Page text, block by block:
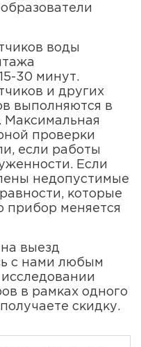
воды
30 минут.
и других
выполняются в
Максимальная
проверки
если работы
Если
недопустимые
которые
прибор меняется
выезд
с нами любым
в рамках одного
скидку.